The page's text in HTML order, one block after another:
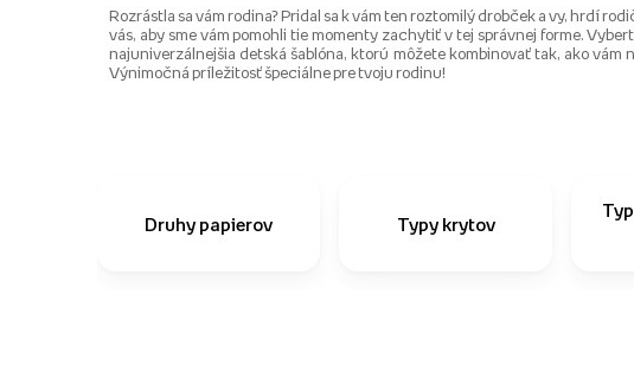
Rozrástla sa vám rodina? Pridal sa k vám ten roztomilý drobček a vy, hrdí
vás, aby sme vám pomohli tie momenty zachytiť v tej správnej forme.
najuniverzálnejšia detská šablóna, ktorú môžete kombinovať tak, ako
Výnimočná príležitosť špeciálne pre tvoju rodinu!
Druhy papierov Typy krytov